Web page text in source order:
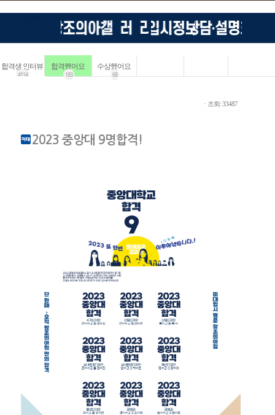
합격생 인터뷰
4114
합격했어요
183
수상했어요
68
ㆍ조회: 33487
2023 중앙대 9명합격!